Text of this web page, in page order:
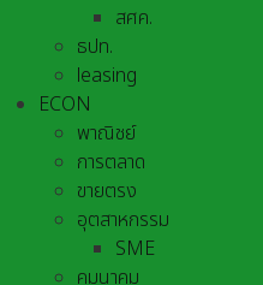
สศค.
ธปท.
leasing
ECON
พาณิชย์
การตลาด
ขายตรง
อุตสาหกรรม
SME
คมนาคม